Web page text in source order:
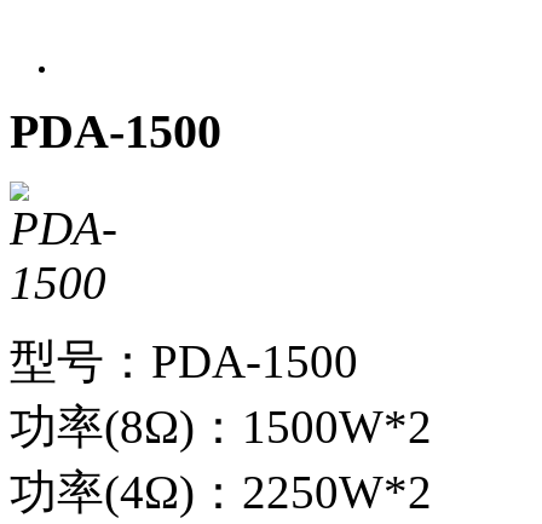
PDA-1500
型号：PDA-1500
功率(8Ω)：1500W*2
功率(4Ω)：2250W*2